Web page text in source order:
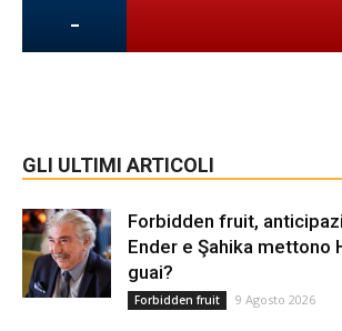
-
GLI ULTIMI ARTICOLI
Forbidden fruit,
Ender e Şahika mettono
guai?
Forbidden fruit 9 Agosto 2026